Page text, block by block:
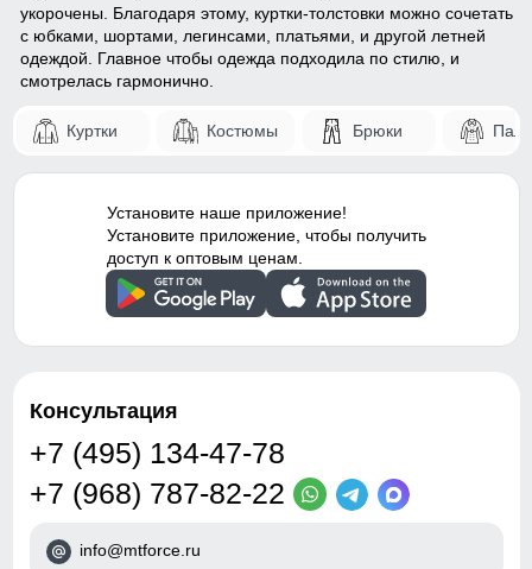
укорочены. Благодаря этому, куртки-толстовки можно сочетать
с юбками, шортами, легинсами, платьями, и другой летней
одеждой. Главное чтобы одежда подходила по стилю, и
смотрелась гармонично.
Куртки Костюмы Брюки
Установите наше приложение!
Установите приложение, чтобы получить
доступ к оптовым ценам.
Консультация
+7 (495) 134-47-78
+7 (968) 787-82-22
info@mtforce.ru